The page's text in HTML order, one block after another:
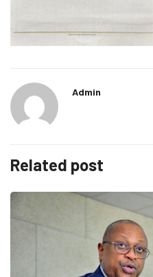
Admin
Related post